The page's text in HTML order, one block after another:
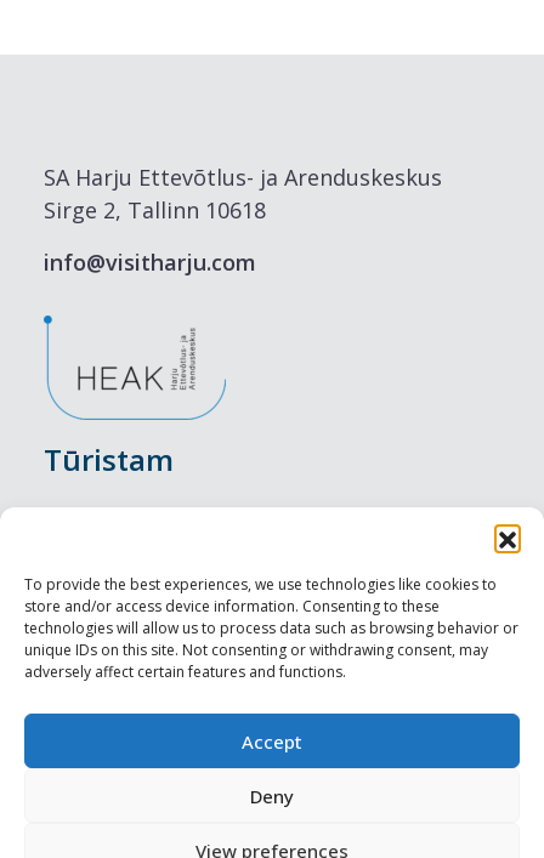
To provide the best experiences, we use technologies like cookies to
store and/or access device information. Consenting to these
technologies will allow us to process data such as browsing behavior or
unique IDs on this site. Not consenting or withdrawing consent, may
adversely affect certain features and functions.
Accept
Deny
View preferences
SA Harju Ettevõtlus- ja Arenduskeskus
Sirge 2, Tallinn 10618
info@visitharju.com
Tūristam
Nakšņošana
Vietas maltītei
Apskates objekti
Profesionāliem